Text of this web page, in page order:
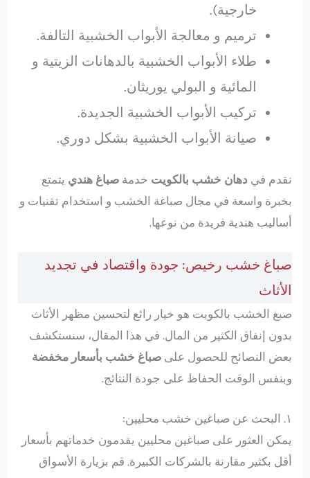
خارجية).
ترميم و معالجة الأبواب الخشبية التالفة.
طلاء الأبواب الخشبية بالدهانات الزيتية و
المائية و البولي يوريثان.
تركيب الأبواب الخشبية الجديدة.
صيانة الأبواب الخشبية بشكل دوري.
نقدم فيدهان خشب بالكويت خدمةصباغ هندي يتمتع
بخبرة واسعة في مجال صباغة الخشب و استخدام تقنيات و
أساليب هندية فريدة من نوعها.
صباغ خشب رخيص: جودة واقتصاد في تجديد
الأثاث
صبغ الخشب بالكويت هو خيار رائع لتحسين مظهر الأثاث
بدون إنفاق الكثير من المال. في هذا المقال، سنستكشف
بعض النصائح للحصول علىصباغ خشب بأسعار مخفضة
وبنفس الوقت الحفاظ على جودة النتائج.
١. البحث عن صباغين خشب محليين:
يمكن العثور على صباغين محليين يقدمون خدماتهم بأسعار
أقل بكثير مقارنة بالشركات الكبيرة. قم بزيارة الأسواق